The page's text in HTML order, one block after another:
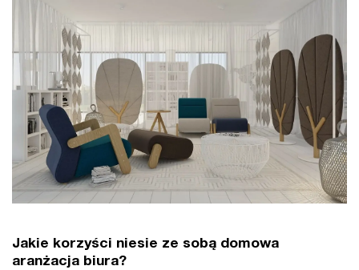
Jakie korzyści niesie ze sobą domowa
aranżacja biura?